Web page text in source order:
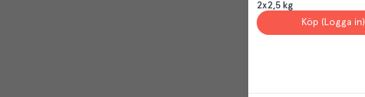
2x2,5 kg
Köp (Logga in)